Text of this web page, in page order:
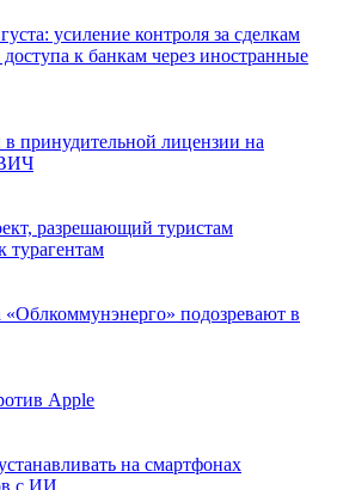
усиление контроля за сделкам
к банкам через иностранные
принудительной лицензии на
ВИЧ
разрешающий туристам
турагентам
подозревают в
Apple
на смартфонах
с ИИ